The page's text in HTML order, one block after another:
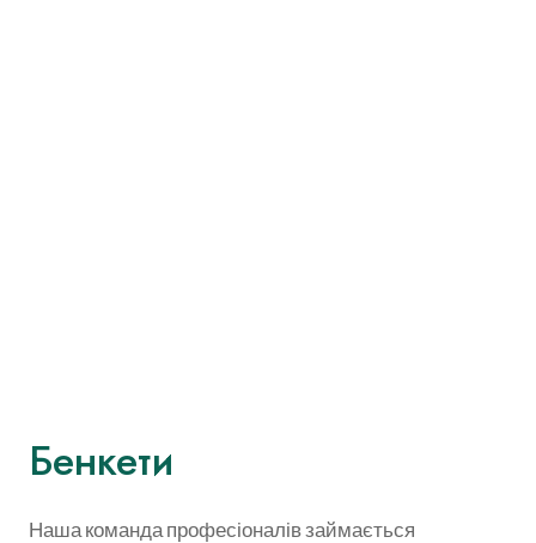
Бенкети
Наша команда професіоналів займається